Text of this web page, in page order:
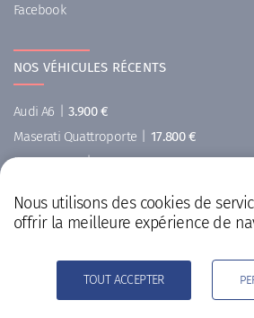
Facebook
NOS VÉHICULES RÉCENTS
Audi A6
3.900 €
Maserati Quattroporte
17.800 €
MINI Cooper | 5.900 €
Renault Koleos | 6.900 €
Nous utilisons des cookies de
offrir la meilleure expérience de
TOUT ACCEPTER